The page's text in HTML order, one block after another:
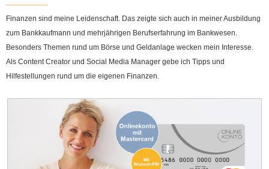
Finanzen sind meine Leidenschaft. Das zeigte sich auch in meiner Ausbildung
zum Bankkaufmann und mehrjährigen Berufserfahrung im Bankwesen.
Besonders Themen rund um Börse und Geldanlage wecken mein Interesse.
Als Content Creator und Social Media Manager gebe ich Tipps und
Hilfestellungen rund um die eigenen Finanzen.